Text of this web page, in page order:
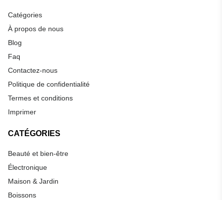
Catégories
À propos de nous
Blog
Faq
Contactez-nous
Politique de confidentialité
Termes et conditions
Imprimer
CATÉGORIES
Beauté et bien-être
Électronique
Maison & Jardin
Boissons